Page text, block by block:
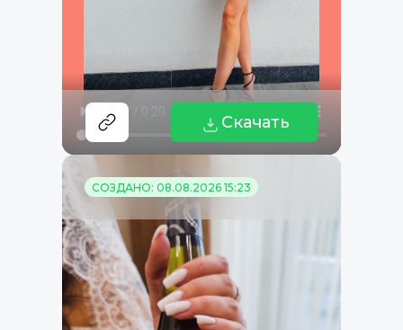
Скачать
СОЗДАНО: 08.08.2026 15:23